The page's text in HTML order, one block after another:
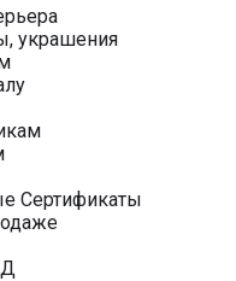
украшения
Сертификаты